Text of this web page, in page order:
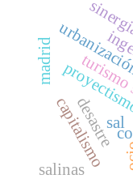
desastre
capitalismo
madrid
salinas
sal